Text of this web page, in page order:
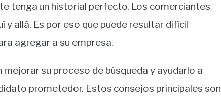
tenga un historial perfecto. Los comerciantes
allá. Es por eso que puede resultar difícil
agregar a su empresa.
su proceso de búsqueda y ayudarlo a
prometedor. Estos consejos principales son